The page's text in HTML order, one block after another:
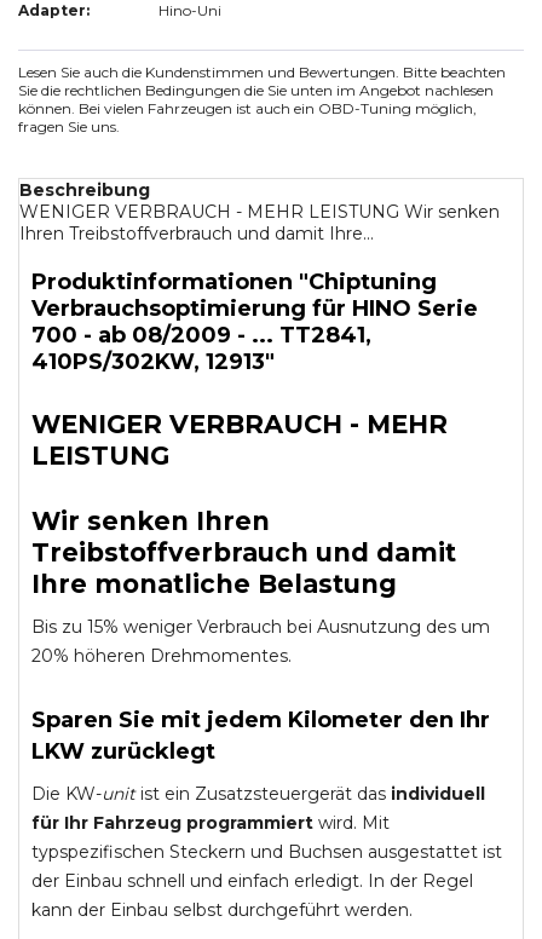
Adapter:
Hino-Uni
Lesen Sie auch die Kundenstimmen und Bewertungen. Bitte beachten
Sie die rechtlichen Bedingungen die Sie unten im Angebot nachlesen
können. Bei vielen Fahrzeugen ist auch ein OBD-Tuning möglich,
fragen Sie uns.
Beschreibung
WENIGER VERBRAUCH - MEHR LEISTUNG Wir senken
Ihren Treibstoffverbrauch und damit Ihre...
Produktinformationen "Chiptuning
Verbrauchsoptimierung für HINO Serie
700 - ab 08/2009 - ... TT2841,
410PS/302KW, 12913"
WENIGER VERBRAUCH - MEHR
LEISTUNG
Wir senken Ihren
Treibstoffverbrauch und damit
Ihre monatliche Belastung
Bis zu 15% weniger Verbrauch bei Ausnutzung des um
20% höheren Drehmomentes.
Sparen Sie mit jedem Kilometer den Ihr
LKW zurücklegt
Die KW-unitist ein Zusatzsteuergerät das individuell
für Ihr Fahrzeug programmiert wird. Mit
typspezifischen Steckern und Buchsen ausgestattet ist
der Einbau schnell und einfach erledigt. In der Regel
kann der Einbau selbst durchgeführt werden.